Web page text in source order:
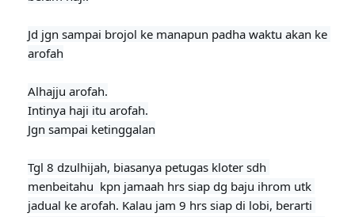
Jd jgn sampai brojol ke manapun padha waktu akan ke
arofah
Alhajju arofah.
Intinya haji itu arofah.
Jgn sampai ketinggalan
Tgl 8 dzulhijah, biasanya petugas kloter sdh
menbeitahu  kpn jamaah hrs siap dg baju ihrom utk
jadual ke arofah. Kalau jam 9 hrs siap di lobi, berarti